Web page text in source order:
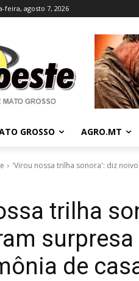
feira, agosto 7, 2026
GROSSO AGRO.MT
'Virou nossa trilha sonora': diz
trilha
surpresa
de